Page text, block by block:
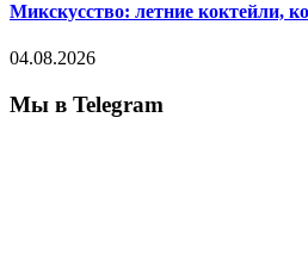
Микскусство: летние коктейли,
04.08.2026
Мы в Telegram